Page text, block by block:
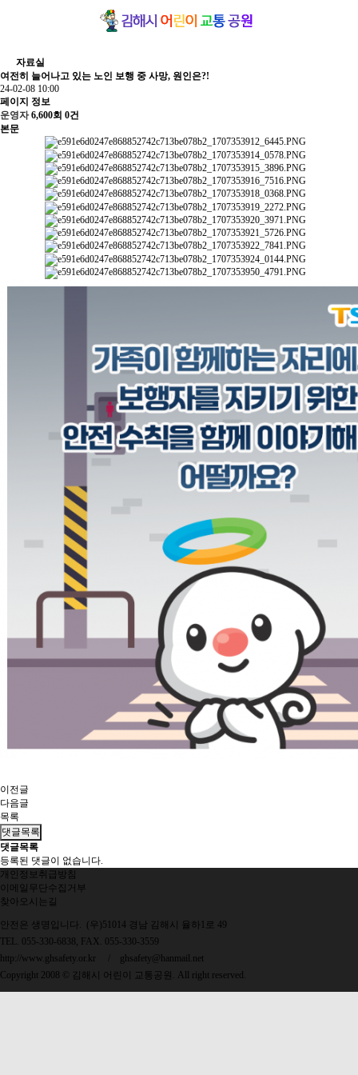
자료실
여전히 늘어나고 있는 노인 보행 중 사망, 원인은?!
24-02-08 10:00
페이지 정보
운영자 6,600회 0건
본문
이전글
다음글
목록
댓글목록
댓글목록
등록된 댓글이 없습니다.
개인정보취급방침
이메일무단수집거부
찾아오시는길
안전은 생명입니다. (우)51014 경남 김해시 율하1로 49
TEL. 055-330-6838, FAX. 055-330-3559
http://www.ghsafety.or.kr
ghsafety@hanmail.net
Copyright 2008 © 김해시 어린이 교통공원. All right reserved.